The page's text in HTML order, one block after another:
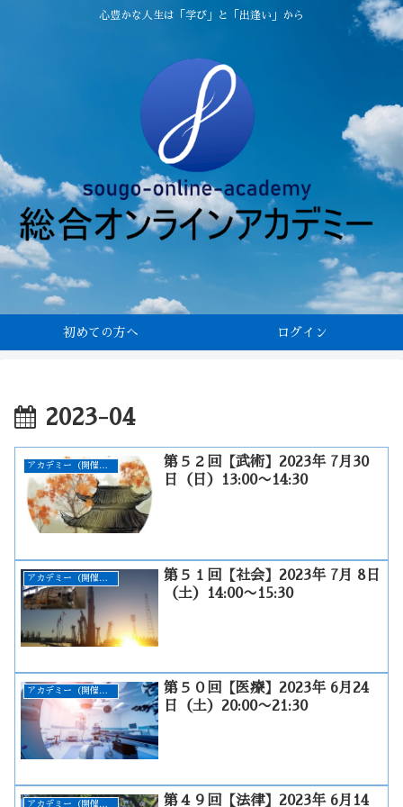
心豊かな人生は「学び」と「出逢い」から
初めての方へ ログイン
2023-04
アカデミー（開催終了）
第５２回【武術】2023年 7月30
日（日）13:00〜14:30
アカデミー（開催終了）
第５１回【社会】2023年 7月 8日
（土）14:00〜15:30
アカデミー（開催終了）
第５０回【医療】2023年 6月24
日（土）20:00〜21:30
アカデミー（開催終了） 第４９回【法律】2023年 6月14